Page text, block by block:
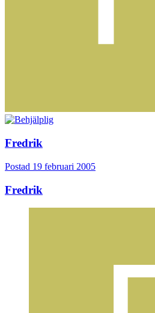
Fredrik
Postad 19 februari 2005
Fredrik